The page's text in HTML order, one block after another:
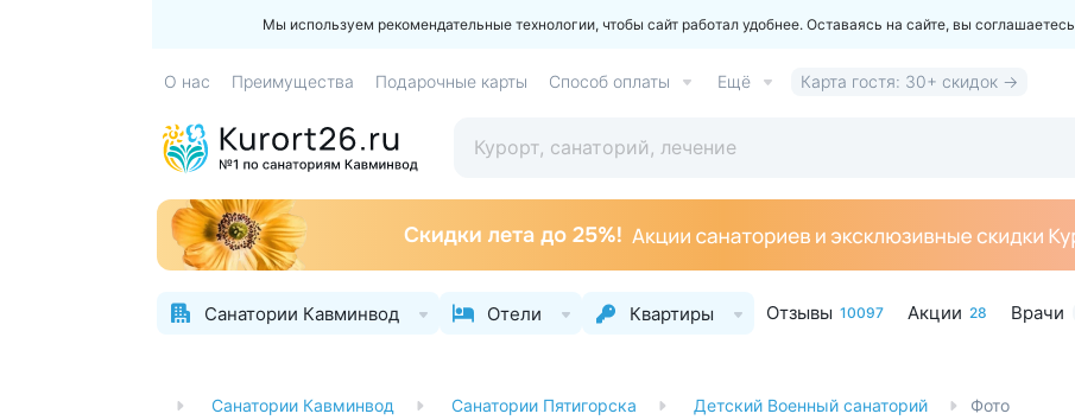
Мы используем рекомендательные технологии, чтобы сайт работал удобнее. Оставаясь на сайте, вы соглашаетесь
О нас Преимущества Подарочные карты Способ оплаты Ещё Карта гостя: 30+ скидок →
Санатории Кавминвод Отели Квартиры Отзывы 10097 Акции 28 Врачи
Санатории Кавминвод Санатории Пятигорска Детский Военный санаторий Фото